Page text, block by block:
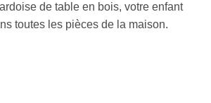
de table en bois, votre enfant
toutes les pièces de la maison.